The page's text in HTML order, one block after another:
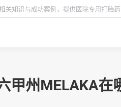
关知识与成功案例，提供医院专用打胎
甲州MELAKA